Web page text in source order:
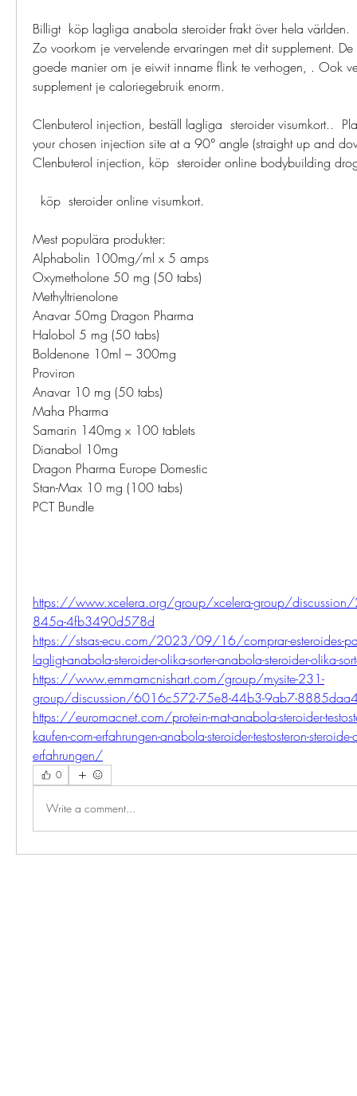
Billigt  köp lagliga anabola steroider frakt över hela världen.
Zo voorkom je vervelende ervaringen met dit supplement.
goede manier om je eiwit inname flink te verhogen, . Ook
supplement je caloriegebruik enorm.
Clenbuterol injection, beställ lagliga  steroider visumkort..
your chosen injection site at a 90° angle (straight up and
Clenbuterol injection, köp  steroider online bodybuilding
  köp  steroider online visumkort.
Mest populära produkter:
Alphabolin 100mg/ml x 5 amps
Oxymetholone 50 mg (50 tabs)
Methyltrienolone
Anavar 50mg Dragon Pharma
Halobol 5 mg (50 tabs)
Boldenone 10ml – 300mg
Proviron
Anavar 10 mg (50 tabs)
Maha Pharma
Samarin 140mg x 100 tablets
Dianabol 10mg
Dragon Pharma Europe Domestic
Stan-Max 10 mg (100 tabs)
PCT Bundle
https://www.xcelera.org/group/xcelera-group/
845a-4fb3490d578d
https://stsas-ecu.com/2023/09/16/comprar-esteroides-
lagligt-anabola-steroider-olika-sorter-anabola-steroider-olika-
https://www.emmamcnishart.com/group/mysite-231-
group/discussion/6016c572-75e8-44b3-9ab7-
https://euromacnet.com/protein-mat-anabola-steroider-
kaufen-com-erfahrungen-anabola-steroider-testosteron-
erfahrungen/
0
Write a comment...